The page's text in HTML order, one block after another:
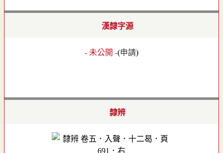
漢隸字源
- 未公開 -(申請)
隸辨